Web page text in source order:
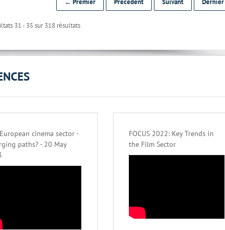
31 - 35 sur 318 résultats
← Premier Précédent Suivant
cinema sector -
paths? - 20 May
FOCUS 2022: Key Trends in
the Film Sector